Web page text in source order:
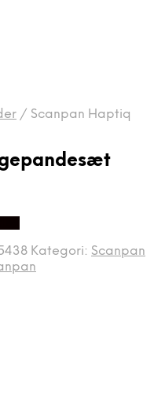
/ Scanpan Haptiq
Kategori: Scanpan